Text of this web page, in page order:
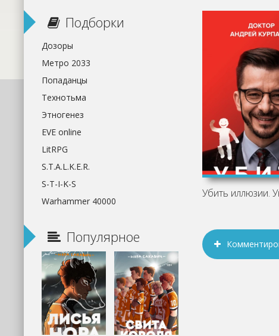
Подборки
Дозоры
Метро 2033
Попаданцы
Технотьма
Этногенез
EVE online
LitRPG
S.T.A.L.K.E.R.
S-T-I-K-S
Warhammer 40000
Популярное